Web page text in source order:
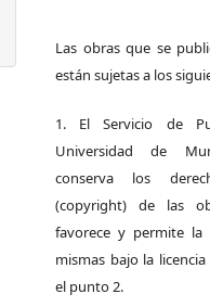
Las obras que se
están sujetas a los
1. El Servicio de
Universidad de
conserva los
(copyright) de las
favorece y permite la
mismas bajo la
el punto 2.